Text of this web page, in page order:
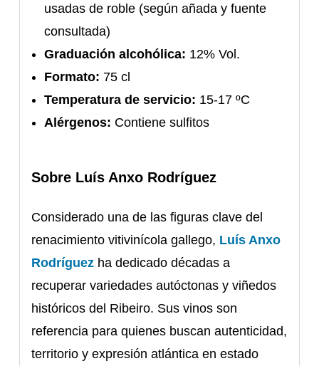
usadas de roble (según añada y fuente
consultada)
Graduación alcohólica: 12% Vol.
Formato: 75 cl
Temperatura de servicio: 15-17 ºC
Alérgenos: Contiene sulfitos
Sobre Luís Anxo Rodríguez
Considerado una de las figuras clave del
renacimiento vitivinícola gallego, Luís Anxo
Rodríguez ha dedicado décadas a
recuperar variedades autóctonas y viñedos
históricos del Ribeiro. Sus vinos son
referencia para quienes buscan autenticidad,
territorio y expresión atlántica en estado